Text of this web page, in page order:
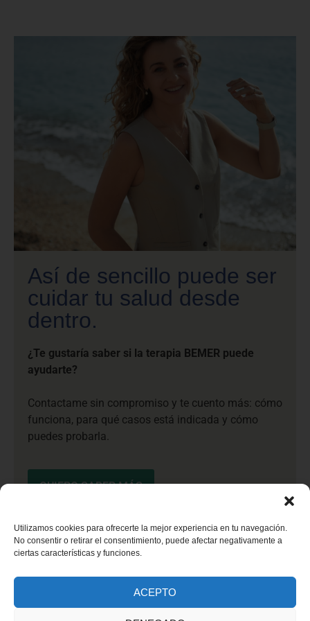
Utilizamos cookies para ofrecerte la mejor experiencia en tu navegación.
No consentir o retirar el consentimiento, puede afectar negativamente a
ciertas características y funciones.
ACEPTO
Así de sencillo puede ser
cuidar tu salud desde
dentro.
¿Te gustaría saber si la terapia BEMER puede
ayudarte?
Contactame sin compromiso y te cuento más: cómo
funciona, para qué casos está indicada y cómo
puedes probarla.
QUIERO SABER MÁS